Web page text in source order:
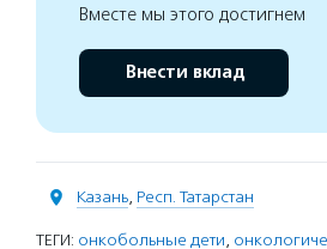
Вместе мы этого достигнем
Внести вклад
Казань, Респ. Татарстан
ТЕГИ: онкобольные дети,